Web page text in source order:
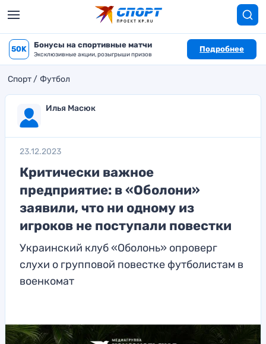
50K Бонусы на спортивные матчи
Эксклюзивные акции, розыгрыши призов
Подробнее
Спорт Футбол
Илья Масюк
23.12.2023
Критически важное
предприятие: в «Оболони»
заявили, что ни одному из
игроков не поступали повестки
Украинский клуб «Оболонь» опроверг
слухи о групповой повестке футболистам в
военкомат